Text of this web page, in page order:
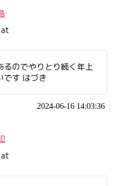
るのでやりとり続く年上
です はづき
2024-06-16 14:03:36